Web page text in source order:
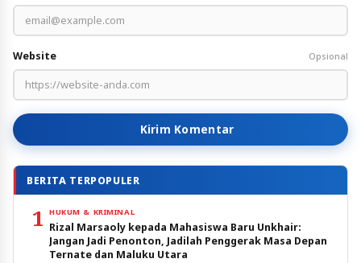
Website Opsional
Kirim Komentar
BERITA TERPOPULER
1 HUKUM & KRIMINAL
Rizal Marsaoly kepada Mahasiswa Baru Unkhair:
Jangan Jadi Penonton, Jadilah Penggerak Masa Depan
Ternate dan Maluku Utara